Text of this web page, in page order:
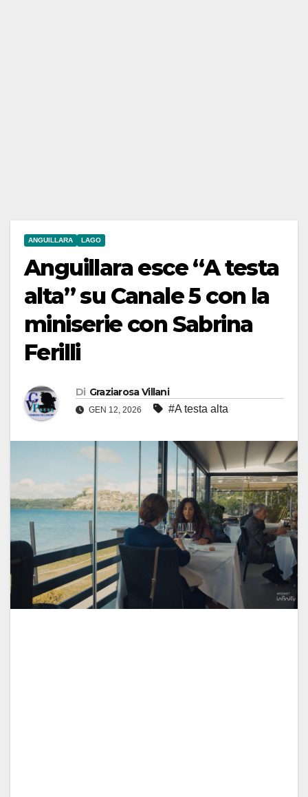
ANGUILLARA LAGO
Anguillara esce “A testa
alta” su Canale 5 con la
miniserie con Sabrina
Ferilli
Di Graziarosa Villani
GEN 12, 2026 #A testa alta